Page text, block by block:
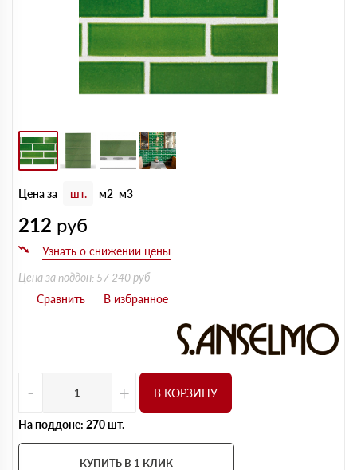
Цена за шт. м2 м3
212 руб
Цена за поддон: 57 240 руб
- + В КОРЗИНУ
На поддоне: 270 шт.
КУПИТЬ В 1 КЛИК